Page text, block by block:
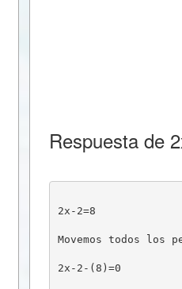
Respuesta de
2x-2=8
Movemos todos los
2x-2-(8)=0